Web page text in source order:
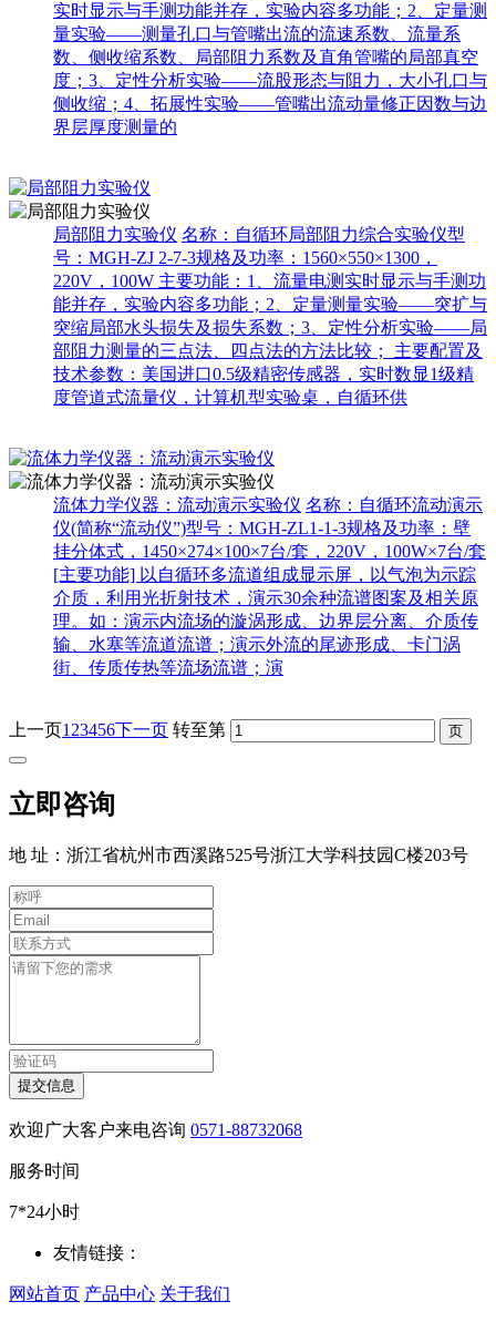
实时显示与手测功能并存，实验内容多功能；2、定量测
量实验——测量孔口与管嘴出流的流速系数、流量系
数、侧收缩系数、局部阻力系数及直角管嘴的局部真空
度；3、定性分析实验——流股形态与阻力，大小孔口与
侧收缩；4、拓展性实验——管嘴出流动量修正因数与边
界层厚度测量的
局部阻力实验仪 名称：自循环局部阻力综合实验仪型
号：MGH-ZJ 2-7-3规格及功率：1560×550×1300，
220V，100W 主要功能：1、流量电测实时显示与手测功
能并存，实验内容多功能；2、定量测量实验——突扩与
突缩局部水头损失及损失系数；3、定性分析实验——局
部阻力测量的三点法、四点法的方法比较； 主要配置及
技术参数：美国进口0.5级精密传感器，实时数显1级精
度管道式流量仪，计算机型实验桌，自循环供
流体力学仪器：流动演示实验仪 名称：自循环流动演示
仪(简称“流动仪”)型号：MGH-ZL1-1-3规格及功率：壁
挂分体式，1450×274×100×7台/套，220V，100W×7台/套
[主要功能] 以自循环多流道组成显示屏，以气泡为示踪
介质，利用光折射技术，演示30余种流谱图案及相关原
理。如：演示内流场的漩涡形成、边界层分离、介质传
输、水塞等流道流谱；演示外流的尾迹形成、卡门涡
街、传质传热等流场流谱；演
上一页1 23456下一页 转至第
立即咨询
地 址：浙江省杭州市西溪路525号浙江大学科技园C楼203号
提交信息
欢迎广大客户来电咨询 0571-88732068
服务时间
7*24小时
友情链接：
网站首页 产品中心 关于我们